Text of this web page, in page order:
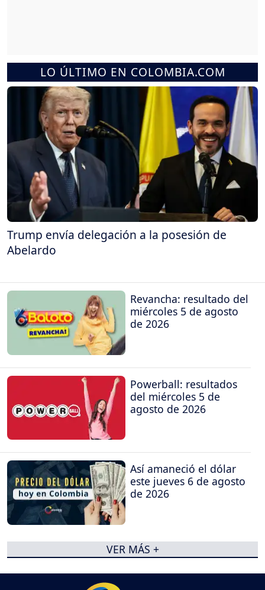
LO ÚLTIMO EN COLOMBIA.COM
Trump envía delegación a la posesión de
Abelardo
Revancha: resultado del
miércoles 5 de agosto
de 2026
Powerball: resultados
del miércoles 5 de
agosto de 2026
Así amaneció el dólar
este jueves 6 de agosto
de 2026
VER MÁS +